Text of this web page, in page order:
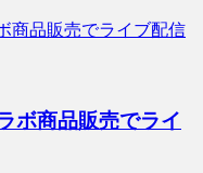
ボ商品販売でライ